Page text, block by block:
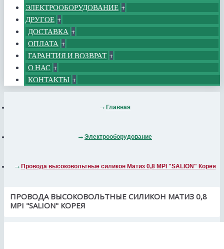
ЭЛЕКТРООБОРУДОВАНИЕ +
ДРУГОЕ +
ДОСТАВКА +
ОПЛАТА +
ГАРАНТИЯ И ВОЗВРАТ +
О НАС +
КОНТАКТЫ +
Главная
Электрооборудование
Провода высоковольтные силикон Матиз 0,8 MPI "SALION" Корея
ПРОВОДА ВЫСОКОВОЛЬТНЫЕ СИЛИКОН МАТИЗ 0,8
MPI "SALION" КОРЕЯ